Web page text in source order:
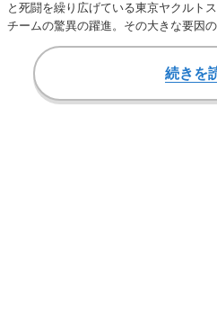
と死闘を繰り広げている東京ヤクルト
チームの驚異の躍進。その大きな要因
はじめとした…
続きを